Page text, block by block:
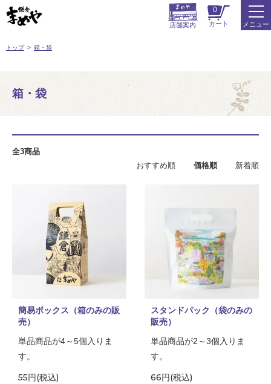
店舗案内
0
カート メニュー
トップ 箱・袋
箱・袋
全3商品
おすすめ順
価格順 新着順
簡易ボックス（箱のみの販
売）
単品商品が4～5個入りま
す。
55円(税込)
スタンドパック（袋のみの
販売）
単品商品が2～3個入りま
す。
66円(税込)